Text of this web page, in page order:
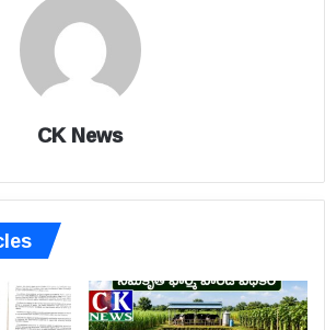
CK News